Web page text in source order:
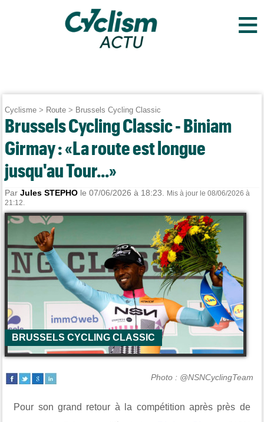
≡
Cyclisme > Route > Brussels Cycling Classic
Brussels Cycling Classic - Biniam
Girmay : «La route est longue
jusqu'au Tour...»
ParJules STEPHO le 07/06/2026 à 18:23.
Mis à jour le 08/06/2026 à
21:12.
BRUSSELS CYCLING CLASSIC
Photo : @NSNCyclingTeam
Pour son grand retour à la compétition après près de